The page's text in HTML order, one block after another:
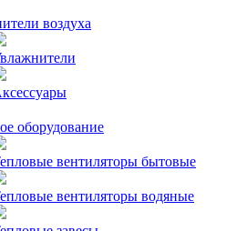
воздуха
оборудование
вентиляторы бытовые
вентиляторы водяные